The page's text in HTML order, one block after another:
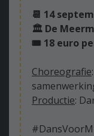
📆 14
🏛️ De
🎟️ 18 euro
Choreografie
Productie: